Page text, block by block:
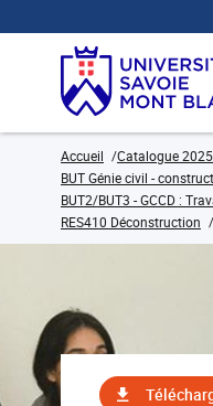
Accueil Catalogue
BUT Génie civil -
BUT2/BUT3 - GCCD :
RES410 Déconstruction